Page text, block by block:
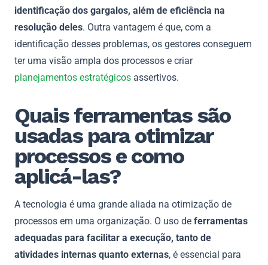
identificação dos gargalos, além de eficiência na
resolução deles. Outra vantagem é que, com a
identificação desses problemas, os gestores conseguem
ter uma visão ampla dos processos e criar
planejamentos estratégicos assertivos.
Quais ferramentas são
usadas para otimizar
processos e como
aplicá-las?
A tecnologia é uma grande aliada na otimização de
processos em uma organização. O uso de ferramentas
adequadas para facilitar a execução, tanto de
atividades internas quanto externas, é essencial para